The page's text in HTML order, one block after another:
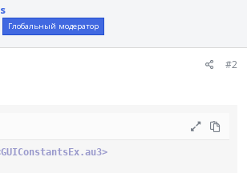
Глобальный модератор
#2